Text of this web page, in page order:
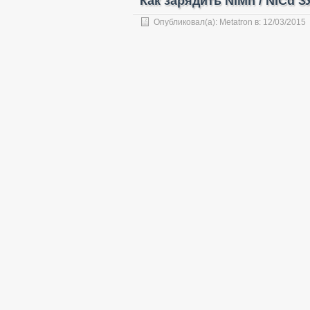
Опубликовал(а): Metatron в: 12/03/2015